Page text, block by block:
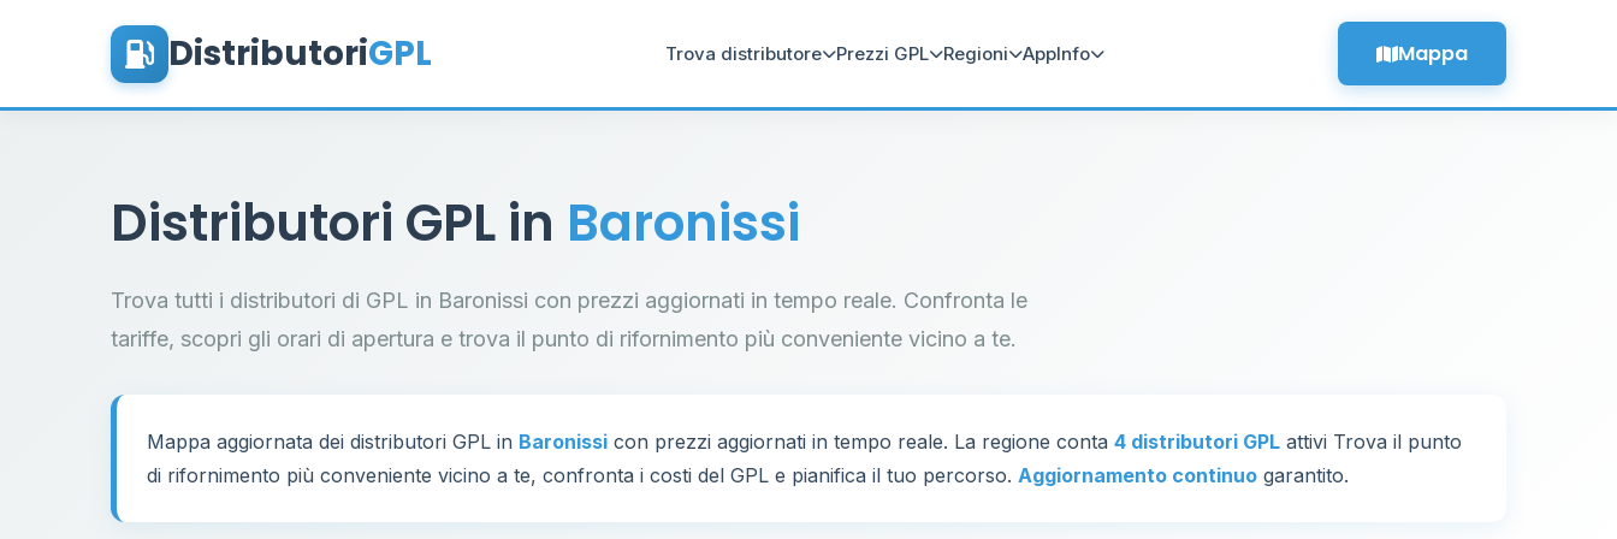
DistributoriGPL Trova distributore Prezzi GPL Regioni AppInfo Mappa
Distributori GPL in Baronissi
Trova tutti i distributori di GPL in Baronissi con prezzi aggiornati in tempo reale. Confronta le
tariffe, scopri gli orari di apertura e trova il punto di rifornimento più conveniente vicino a te.
Mappa aggiornata dei distributori GPL in Baronissi con prezzi aggiornati in tempo reale. La regione conta 4 distributori GPL attivi Trova il punto
di rifornimento più conveniente vicino a te, confronta i costi del GPL e pianifica il tuo percorso. Aggiornamento continuo garantito.